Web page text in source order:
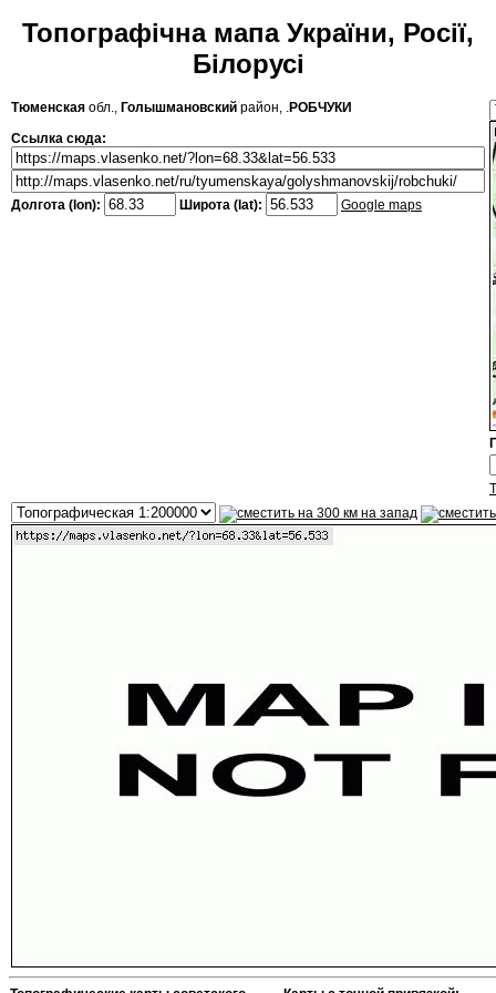
Топографічна мапа України, Росії,
Білорусі
Тюменская обл., Голышмановский район, .РОБЧУКИ
Ссылка сюда:
Долгота (lon): Широта (lat): Google maps